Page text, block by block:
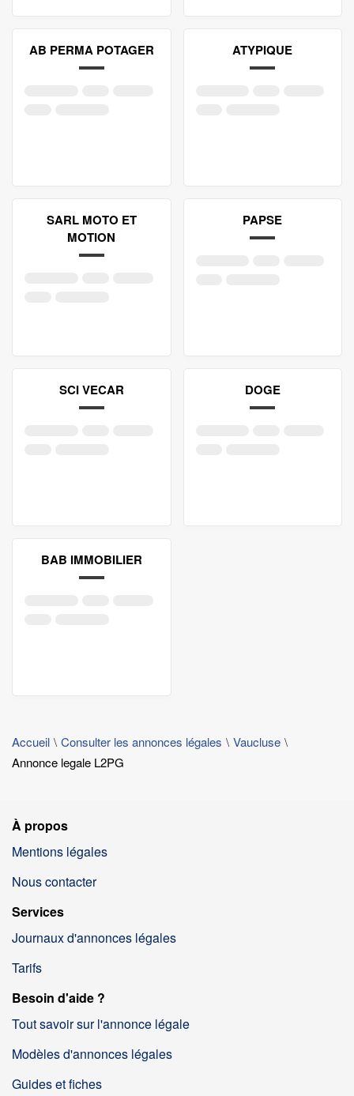
AB PERMA POTAGER ATYPIQUE
SARL MOTO ET
MOTION
PAPSE
SCI VECAR DOGE
BAB IMMOBILIER
Accueil Consulter les annonces légales
Vaucluse
Annonce legale L2PG
À propos
Mentions légales
Nous contacter
Services
Journaux d'annonces légales
Tarifs
Besoin d'aide ?
Tout savoir sur l'annonce légale
Modèles d'annonces légales
Guides et fiches